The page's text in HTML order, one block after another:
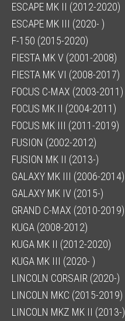
ESCAPE MK II (2012-2020)
ESCAPE MK III (2020- )
F-150 (2015-2020)
FIESTA MK V (2001-2008)
FIESTA MK VI (2008-2017)
FOCUS C-MAX (2003-2011)
FOCUS MK II (2004-2011)
FOCUS MK III (2011-2019)
FUSION (2002-2012)
FUSION MK II (2013-)
GALAXY MK III (2006-2014)
GALAXY MK IV (2015-)
GRAND C-MAX (2010-2019)
KUGA (2008-2012)
KUGA MK II (2012-2020)
KUGA MK III (2020- )
LINCOLN CORSAIR (2020-)
LINCOLN MKC (2015-2019)
LINCOLN MKZ MK II (2013-)